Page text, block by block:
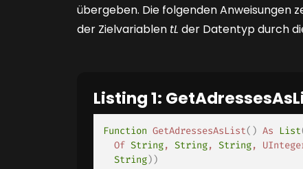
übergeben. Die folgenden Anweisungen
der Zielvariablen tL der Datentyp durch
Listing 1:
Function GetAdressesAsList( ) As List
Of String, String, String,
String) )